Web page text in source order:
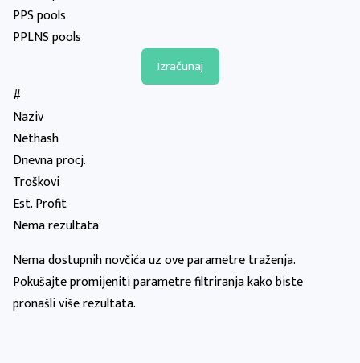
PPS pools
PPLNS pools
#
Naziv
Nethash
Dnevna procj.
Troškovi
Est. Profit
Nema rezultata
Nema dostupnih novčića uz ove parametre traženja.
Pokušajte promijeniti parametre filtriranja kako biste
pronašli više rezultata.